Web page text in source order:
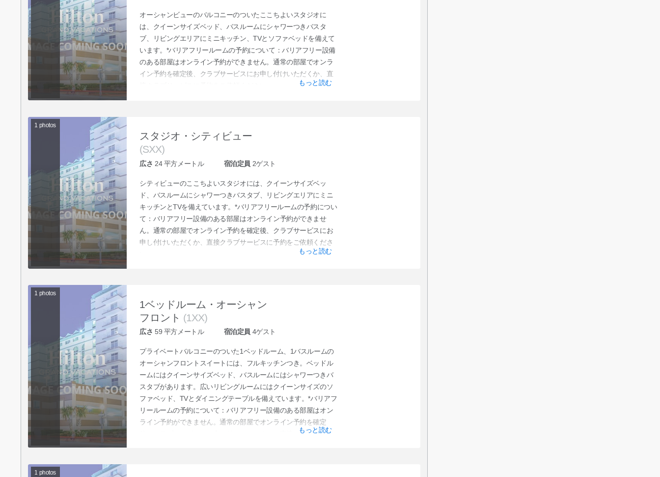
オーシャンビューのバルコニーのついたここちよいスタジオに
は、クイーンサイズベッド、バスルームにシャワーつきバスタ
ブ、リビングエリアにミニキッチン、TVとソファベッドを備えて
います。*バリアフリールームの予約について：バリアフリー設備
のある部屋はオンライン予約ができません。通常の部屋でオンラ
イン予約を確定後、クラブサービスにお申し付けいただくか、直
もっと読む
1 photos
スタジオ・シティビュー
(SXX)
広さ 24平方メートル 宿泊定員 2ゲスト
シティビューのここちよいスタジオには、クイーンサイズベッ
ド、バスルームにシャワーつきバスタブ、リビングエリアにミニ
キッチンとTVを備えています。*バリアフリールームの予約につい
て：バリアフリー設備のある部屋はオンライン予約ができませ
ん。通常の部屋でオンライン予約を確定後、クラブサービスにお
申し付けいただくか、直接クラブサービスに予約をご依頼くださ
もっと読む
1 photos
1ベッドルーム・オーシャン
フロント (1XX)
広さ 59 平方メートル 宿泊定員 4ゲスト
プライベートバルコニーのついた1ベッドルーム、1バスルームの
オーシャンフロントスイートには、フルキッチンつき。ベッドル
ームにはクイーンサイズベッド、バスルームにはシャワーつきバ
スタブがあります。広いリビングルームにはクイーンサイズのソ
ファベッド、TVとダイニングテーブルを備えています。*バリアフ
リールームの予約について：バリアフリー設備のある部屋はオン
ライン予約ができません。通常の部屋でオンライン予約を確定
後、クラブサービスにお申し付けいただくか、直接クラブサービ
もっと読む
1 photos